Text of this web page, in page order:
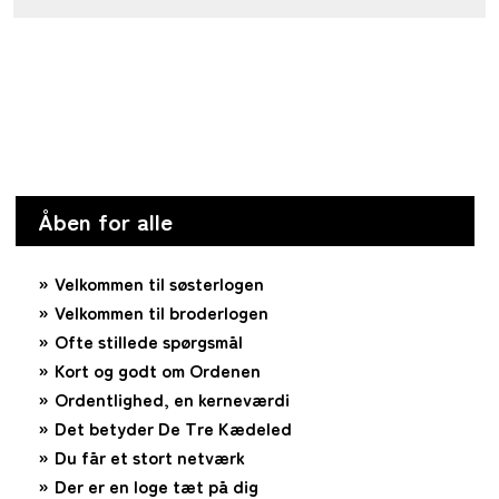
Åben for alle
Velkommen til søsterlogen
Velkommen til broderlogen
Ofte stillede spørgsmål
Kort og godt om Ordenen
Ordentlighed, en kerneværdi
Det betyder De Tre Kædeled
Du får et stort netværk
Der er en loge tæt på dig